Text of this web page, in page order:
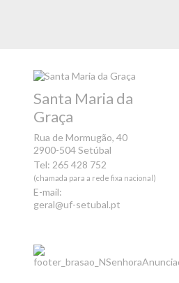
Santa Maria da
Graça
Rua de Mormugão, 40
2900-504 Setúbal
Tel: 265 428 752
(chamada para a rede fixa nacional)
E-mail:
geral@uf-setubal.pt